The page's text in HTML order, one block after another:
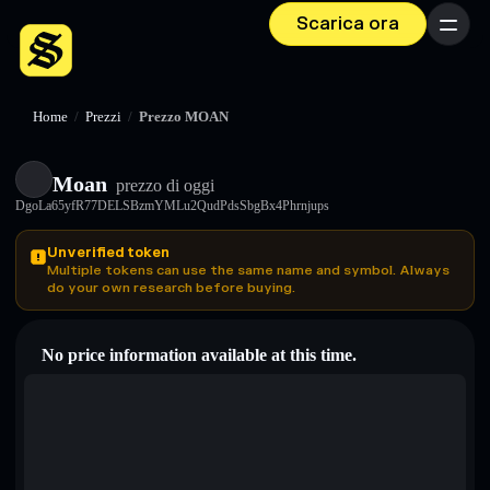
Scarica ora Menu
Home / Prezzi / Prezzo MOAN
Moan prezzo di oggi
DgoLa65yfR77DELSBzmYMLu2QudPdsSbgBx4Phrnjups
Unverified token
Multiple tokens can use the same name and symbol. Always
do your own research before buying.
No price information available at this time.